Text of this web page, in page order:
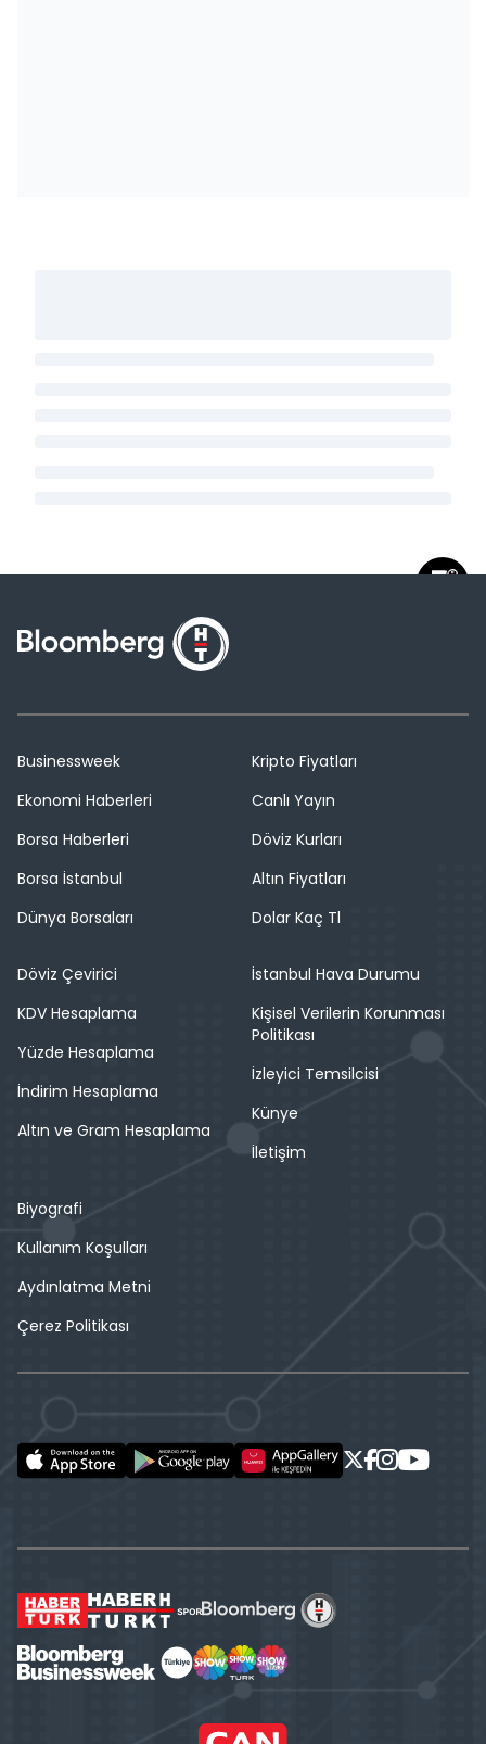
Businessweek
Ekonomi Haberleri
Borsa Haberleri
Borsa İstanbul
Dünya Borsaları
Kripto Fiyatları
Canlı Yayın
Döviz Kurları
Altın Fiyatları
Dolar Kaç Tl
Döviz Çevirici
KDV Hesaplama
Yüzde Hesaplama
İndirim Hesaplama
Altın ve Gram Hesaplama
İstanbul Hava Durumu
Kişisel Verilerin Korunması
Politikası
İzleyici Temsilcisi
Künye
İletişim
Biyografi
Kullanım Koşulları
Aydınlatma Metni
Çerez Politikası